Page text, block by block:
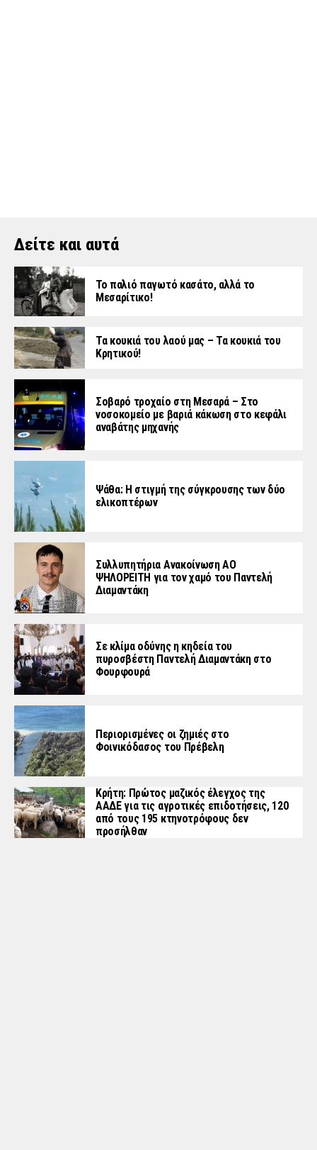
Δείτε και αυτά
Το παλιό παγωτό κασάτο, αλλά το
Μεσαρίτικο!
Τα κουκιά του λαού μας – Τα κουκιά του
Κρητικού!
Σοβαρό τροχαίο στη Μεσαρά – Στο
νοσοκομείο με βαριά κάκωση στο κεφάλι
αναβάτης μηχανής
Ψάθα: Η στιγμή της σύγκρουσης των δύο
ελικοπτέρων
Συλλυπητήρια Ανακοίνωση ΑΟ
ΨΗΛΟΡΕΙΤΗ για τον χαμό του Παντελή
Διαμαντάκη
Σε κλίμα οδύνης η κηδεία του
πυροσβέστη Παντελή Διαμαντάκη στο
Φουρφουρά
Περιορισμένες οι ζημιές στο
Φοινικόδασος του Πρέβελη
Κρήτη: Πρώτος μαζικός έλεγχος της
ΑΑΔΕ για τις αγροτικές επιδοτήσεις, 120
από τους 195 κτηνοτρόφους δεν
προσήλθαν